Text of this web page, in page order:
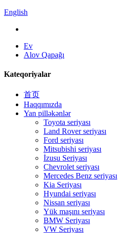
English
Ev
Alov Qapağı
Kateqoriyalar
首页
Haqqımızda
Yan pilləkənlər
Toyota seriyası
Land Rover seriyası
Ford seriyası
Mitsubishi seriyası
İzusu Seriyası
Chevrolet seriyası
Mercedes Benz seriyası
Kia Seriyası
Hyundai seriyası
Nissan seriyası
Yük maşını seriyası
BMW Seriyası
VW Seriyası